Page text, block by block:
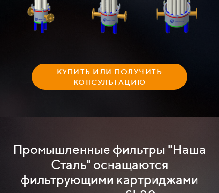
КУПИТЬ ИЛИ ПОЛУЧИТЬ
КОНСУЛЬТАЦИЮ
Промышленные фильтры "Наша
Сталь" оснащаются
фильтрующими картриджами